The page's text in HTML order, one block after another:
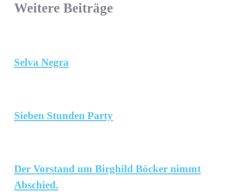
Weitere Beiträge
Selva Negra
Sieben Stunden Party
Der Vorstand um Birghild Böcker nimmt
Abschied.